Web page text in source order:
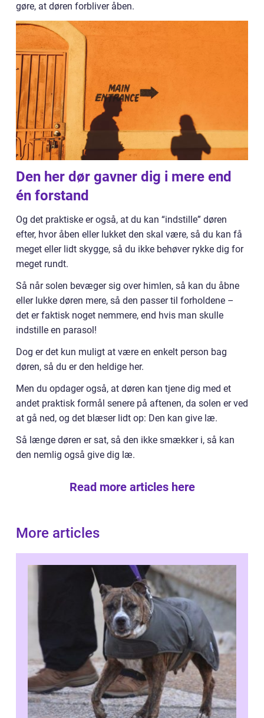
gøre, at døren forbliver åben.
Den her dør gavner dig i mere end
én forstand
Og det praktiske er også, at du kan “indstille” døren
efter, hvor åben eller lukket den skal være, så du kan få
meget eller lidt skygge, så du ikke behøver rykke dig for
meget rundt.
Så når solen bevæger sig over himlen, så kan du åbne
eller lukke døren mere, så den passer til forholdene –
det er faktisk noget nemmere, end hvis man skulle
indstille en parasol!
Dog er det kun muligt at være en enkelt person bag
døren, så du er den heldige her.
Men du opdager også, at døren kan tjene dig med et
andet praktisk formål senere på aftenen, da solen er ved
at gå ned, og det blæser lidt op: Den kan give læ.
Så længe døren er sat, så den ikke smækker i, så kan
den nemlig også give dig læ.
Read more articles here
More articles